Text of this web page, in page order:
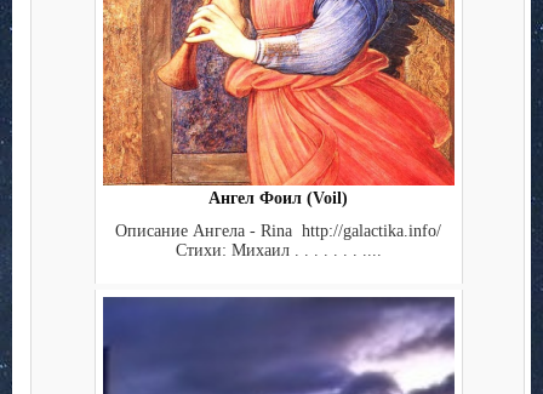
Ангел Фоил (Voil)
Описание Ангела - Rina http://galactika.info/
Стихи: Михаил . . . . . . . ....